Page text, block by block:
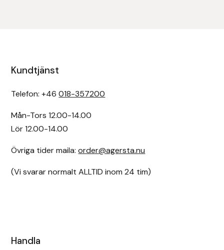
Kundtjänst
Telefon: +46018-357200
Mån-Tors 12.00-14.00
Lör 12.00-14.00
Övriga tider maila:order@agersta.nu
(Vi svarar normalt ALLTID inom 24 tim)
Handla
Uhip
Uvex
Vals
Walsh
Wintec